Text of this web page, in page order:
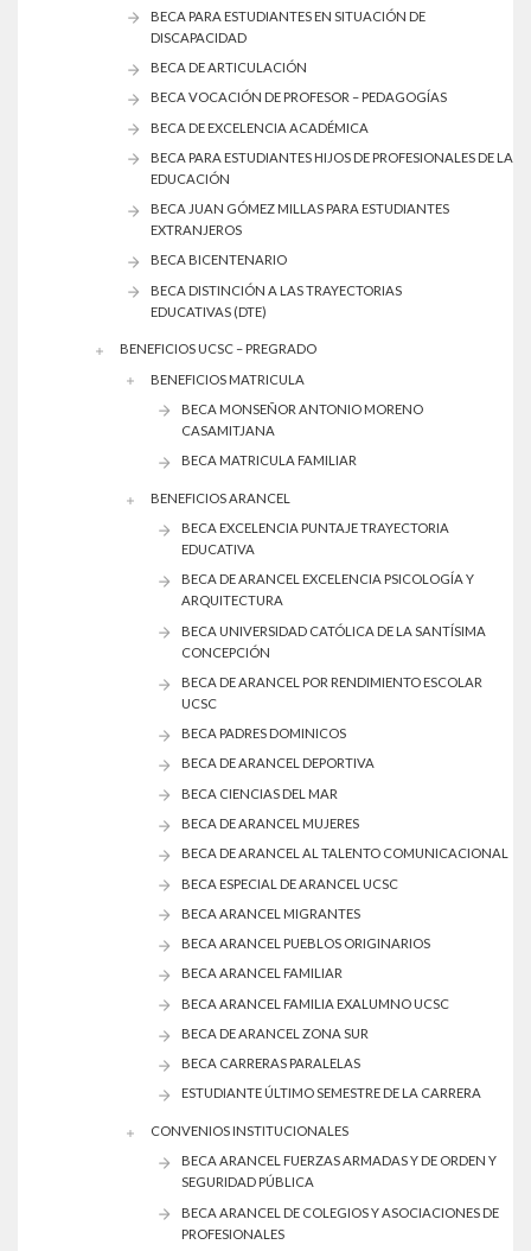
BECA PARA ESTUDIANTES EN SITUACIÓN DE
DISCAPACIDAD
BECA DE ARTICULACIÓN
BECA VOCACIÓN DE PROFESOR – PEDAGOGÍAS
BECA DE EXCELENCIA ACADÉMICA
BECA PARA ESTUDIANTES HIJOS DE PROFESIONALES DE LA
EDUCACIÓN
BECA JUAN GÓMEZ MILLAS PARA ESTUDIANTES
EXTRANJEROS
BECA BICENTENARIO
BECA DISTINCIÓN A LAS TRAYECTORIAS
EDUCATIVAS (DTE)
BENEFICIOS UCSC – PREGRADO
BENEFICIOS MATRICULA
BECA MONSEÑOR ANTONIO MORENO
CASAMITJANA
BECA MATRICULA FAMILIAR
BENEFICIOS ARANCEL
BECA EXCELENCIA PUNTAJE TRAYECTORIA
EDUCATIVA
BECA DE ARANCEL EXCELENCIA PSICOLOGÍA Y
ARQUITECTURA
BECA UNIVERSIDAD CATÓLICA DE LA SANTÍSIMA
CONCEPCIÓN
BECA DE ARANCEL POR RENDIMIENTO ESCOLAR
UCSC
BECA PADRES DOMINICOS
BECA DE ARANCEL DEPORTIVA
BECA CIENCIAS DEL MAR
BECA DE ARANCEL MUJERES
BECA DE ARANCEL AL TALENTO COMUNICACIONAL
BECA ESPECIAL DE ARANCEL UCSC
BECA ARANCEL MIGRANTES
BECA ARANCEL PUEBLOS ORIGINARIOS
BECA ARANCEL FAMILIAR
BECA ARANCEL FAMILIA EXALUMNO UCSC
BECA DE ARANCEL ZONA SUR
BECA CARRERAS PARALELAS
ESTUDIANTE ÚLTIMO SEMESTRE DE LA CARRERA
CONVENIOS INSTITUCIONALES
BECA ARANCEL FUERZAS ARMADAS Y DE ORDEN Y
SEGURIDAD PÚBLICA
BECA ARANCEL DE COLEGIOS Y ASOCIACIONES DE
PROFESIONALES